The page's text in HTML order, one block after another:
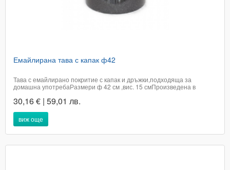
Емайлирана тава с капак ф42
Тава с емайлирано покритие с капак и дръжки,подходяща за
домашна употребаРазмери ф 42 см ,вис. 15 смПроизведена в
цената на артикула и е за сметка на купувача.При поръчка в графа
доставка посочете удобен за вас адрес...
30,16 € | 59,01 лв.
виж още